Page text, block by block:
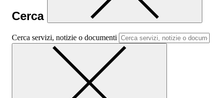
Cerca
Cerca servizi, notizie o documenti